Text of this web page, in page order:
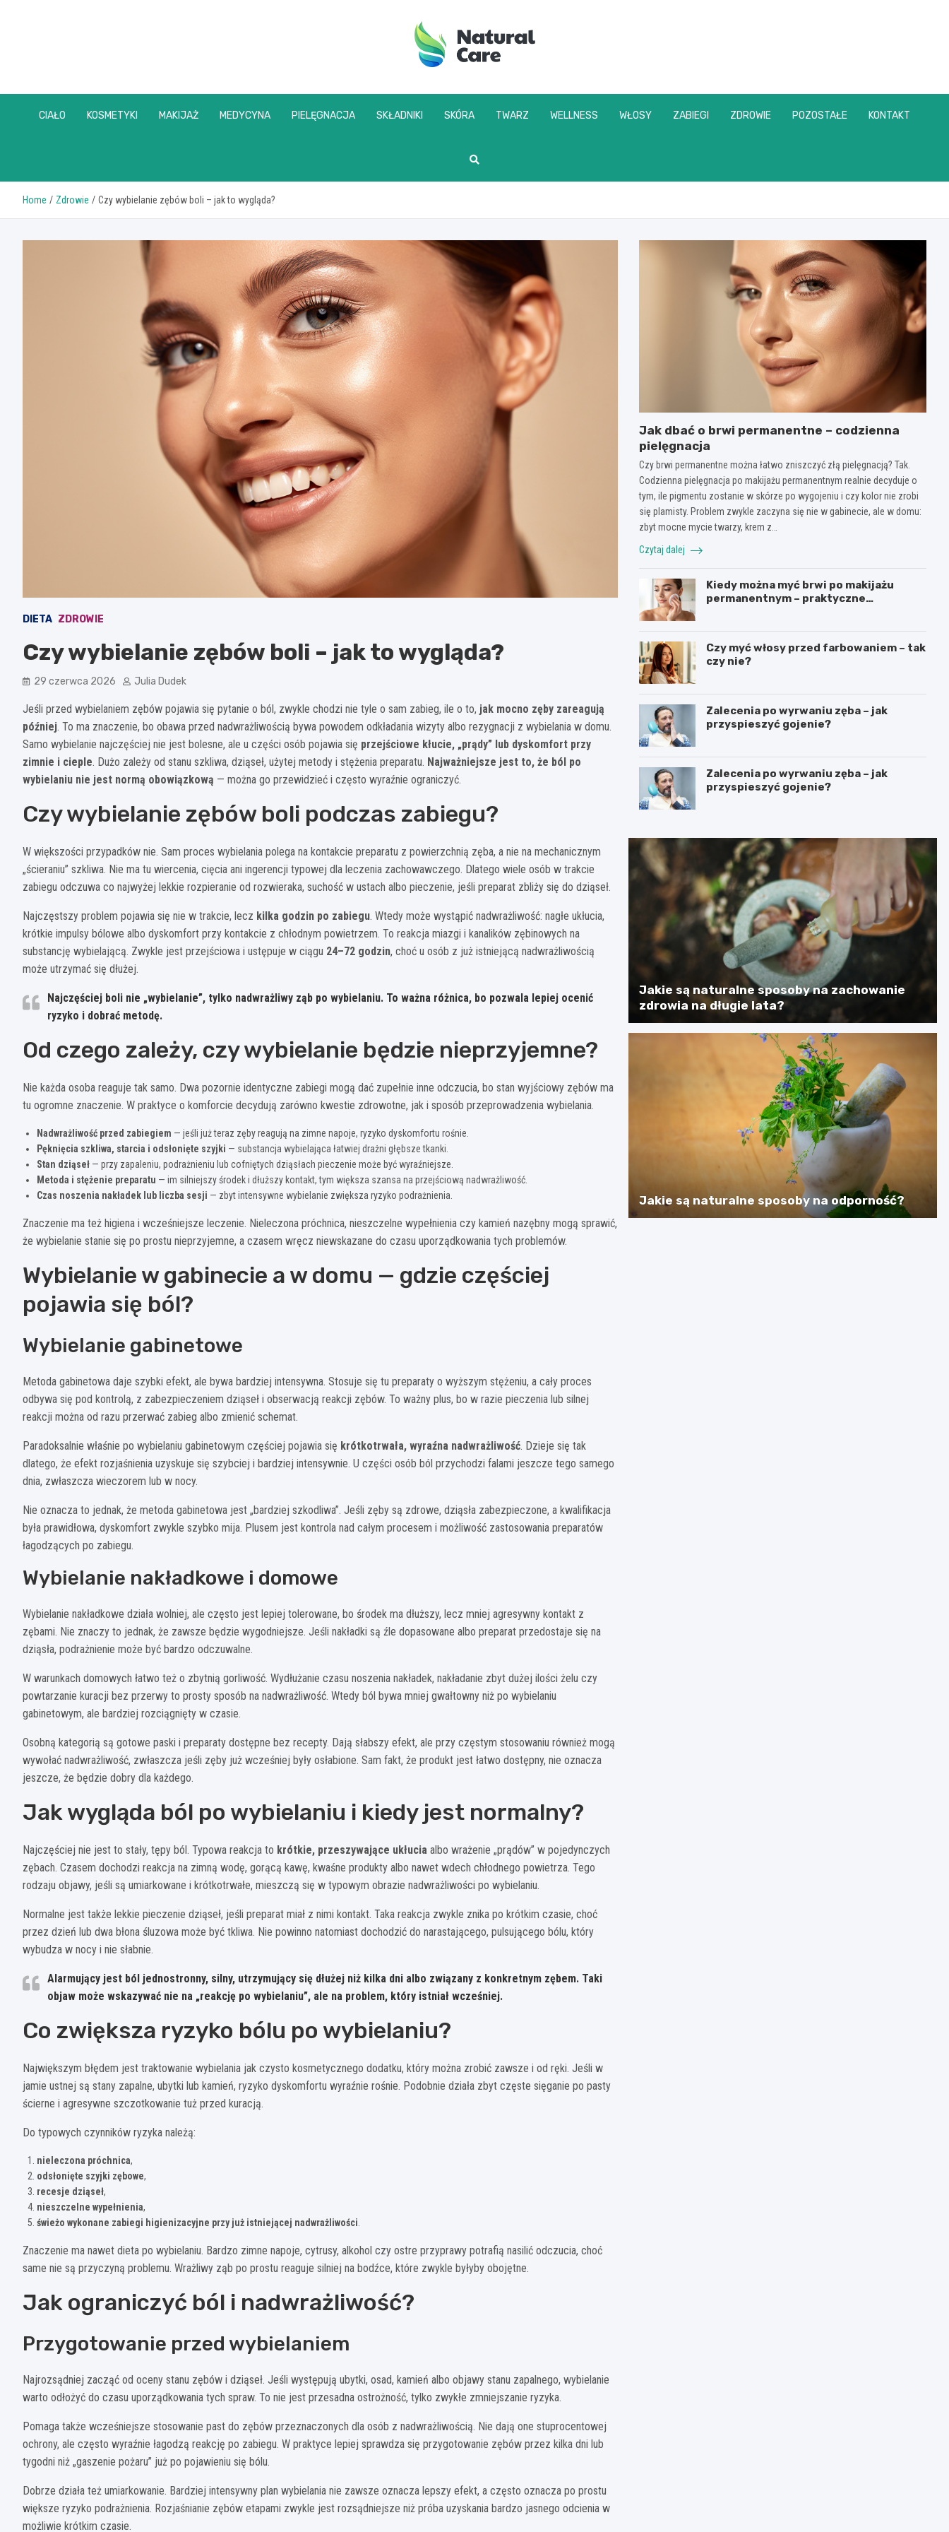
naturalcare.pl
CIAŁO KOSMETYKI MAKIJAŻ MEDYCYNA PIELĘGNACJA SKŁADNIKI SKÓRA TWARZ WELLNESS WŁOSY ZABIEGI ZDROWIE POZOSTAŁE KONTAKT
Home Zdrowie Czy wybielanie zębów boli – jak to wygląda?
DIETA ZDROWIE
Czy wybielanie zębów boli – jak to wygląda?
29 czerwca 2026 Julia Dudek
Jeśli przed wybielaniem zębów pojawia się pytanie o ból, zwykle chodzi nie tyle o sam zabieg, ile o to, jak mocno zęby zareagują
później. To ma znaczenie, bo obawa przed nadwrażliwością bywa powodem odkładania wizyty albo rezygnacji z wybielania w domu.
Samo wybielanie najczęściej nie jest bolesne, ale u części osób pojawia się przejściowe kłucie, „prądy” lub dyskomfort przy
zimnie i cieple. Dużo zależy od stanu szkliwa, dziąseł, użytej metody i stężenia preparatu. Najważniejsze jest to, że ból po
wybielaniu nie jest normą obowiązkową — można go przewidzieć i często wyraźnie ograniczyć.
Czy wybielanie zębów boli podczas zabiegu?
W większości przypadków nie. Sam proces wybielania polega na kontakcie preparatu z powierzchnią zęba, a nie na mechanicznym
„ścieraniu” szkliwa. Nie ma tu wiercenia, cięcia ani ingerencji typowej dla leczenia zachowawczego. Dlatego wiele osób w trakcie
zabiegu odczuwa co najwyżej lekkie rozpieranie od rozwieraka, suchość w ustach albo pieczenie, jeśli preparat zbliży się do dziąseł.
Najczęstszy problem pojawia się nie w trakcie, lecz kilka godzin po zabiegu. Wtedy może wystąpić nadwrażliwość: nagłe ukłucia,
krótkie impulsy bólowe albo dyskomfort przy kontakcie z chłodnym powietrzem. To reakcja miazgi i kanalików zębinowych na
substancję wybielającą. Zwykle jest przejściowa i ustępuje w ciągu 24–72 godzin, choć u osób z już istniejącą nadwrażliwością
może utrzymać się dłużej.
Najczęściej boli nie „wybielanie”, tylko nadwrażliwy ząb po wybielaniu. To ważna różnica, bo pozwala lepiej ocenić
ryzyko i dobrać metodę.
Od czego zależy, czy wybielanie będzie nieprzyjemne?
Nie każda osoba reaguje tak samo. Dwa pozornie identyczne zabiegi mogą dać zupełnie inne odczucia, bo stan wyjściowy zębów ma
tu ogromne znaczenie. W praktyce o komforcie decydują zarówno kwestie zdrowotne, jak i sposób przeprowadzenia wybielania.
Nadwrażliwość przed zabiegiem — jeśli już teraz zęby reagują na zimne napoje, ryzyko dyskomfortu rośnie.
Pęknięcia szkliwa, starcia i odsłonięte szyjki — substancja wybielająca łatwiej drażni głębsze tkanki.
Stan dziąseł — przy zapaleniu, podrażnieniu lub cofniętych dziąsłach pieczenie może być wyraźniejsze.
Metoda i stężenie preparatu — im silniejszy środek i dłuższy kontakt, tym większa szansa na przejściową nadwrażliwość.
Czas noszenia nakładek lub liczba sesji — zbyt intensywne wybielanie zwiększa ryzyko podrażnienia.
Znaczenie ma też higiena i wcześniejsze leczenie. Nieleczona próchnica, nieszczelne wypełnienia czy kamień nazębny mogą sprawić,
że wybielanie stanie się po prostu nieprzyjemne, a czasem wręcz niewskazane do czasu uporządkowania tych problemów.
Wybielanie w gabinecie a w domu — gdzie częściej
pojawia się ból?
Wybielanie gabinetowe
Metoda gabinetowa daje szybki efekt, ale bywa bardziej intensywna. Stosuje się tu preparaty o wyższym stężeniu, a cały proces
odbywa się pod kontrolą, z zabezpieczeniem dziąseł i obserwacją reakcji zębów. To ważny plus, bo w razie pieczenia lub silnej
reakcji można od razu przerwać zabieg albo zmienić schemat.
Paradoksalnie właśnie po wybielaniu gabinetowym częściej pojawia się krótkotrwała, wyraźna nadwrażliwość. Dzieje się tak
dlatego, że efekt rozjaśnienia uzyskuje się szybciej i bardziej intensywnie. U części osób ból przychodzi falami jeszcze tego samego
dnia, zwłaszcza wieczorem lub w nocy.
Nie oznacza to jednak, że metoda gabinetowa jest „bardziej szkodliwa”. Jeśli zęby są zdrowe, dziąsła zabezpieczone, a kwalifikacja
była prawidłowa, dyskomfort zwykle szybko mija. Plusem jest kontrola nad całym procesem i możliwość zastosowania preparatów
łagodzących po zabiegu.
Wybielanie nakładkowe i domowe
Wybielanie nakładkowe działa wolniej, ale często jest lepiej tolerowane, bo środek ma dłuższy, lecz mniej agresywny kontakt z
zębami. Nie znaczy to jednak, że zawsze będzie wygodniejsze. Jeśli nakładki są źle dopasowane albo preparat przedostaje się na
dziąsła, podrażnienie może być bardzo odczuwalne.
W warunkach domowych łatwo też o zbytnią gorliwość. Wydłużanie czasu noszenia nakładek, nakładanie zbyt dużej ilości żelu czy
powtarzanie kuracji bez przerwy to prosty sposób na nadwrażliwość. Wtedy ból bywa mniej gwałtowny niż po wybielaniu
gabinetowym, ale bardziej rozciągnięty w czasie.
Osobną kategorią są gotowe paski i preparaty dostępne bez recepty. Dają słabszy efekt, ale przy częstym stosowaniu również mogą
wywołać nadwrażliwość, zwłaszcza jeśli zęby już wcześniej były osłabione. Sam fakt, że produkt jest łatwo dostępny, nie oznacza
jeszcze, że będzie dobry dla każdego.
Jak wygląda ból po wybielaniu i kiedy jest normalny?
Najczęściej nie jest to stały, tępy ból. Typowa reakcja to krótkie, przeszywające ukłucia albo wrażenie „prądów” w pojedynczych
zębach. Czasem dochodzi reakcja na zimną wodę, gorącą kawę, kwaśne produkty albo nawet wdech chłodnego powietrza. Tego
rodzaju objawy, jeśli są umiarkowane i krótkotrwałe, mieszczą się w typowym obrazie nadwrażliwości po wybielaniu.
Normalne jest także lekkie pieczenie dziąseł, jeśli preparat miał z nimi kontakt. Taka reakcja zwykle znika po krótkim czasie, choć
przez dzień lub dwa błona śluzowa może być tkliwa. Nie powinno natomiast dochodzić do narastającego, pulsującego bólu, który
wybudza w nocy i nie słabnie.
Alarmujący jest ból jednostronny, silny, utrzymujący się dłużej niż kilka dni albo związany z konkretnym zębem. Taki
objaw może wskazywać nie na „reakcję po wybielaniu”, ale na problem, który istniał wcześniej.
Co zwiększa ryzyko bólu po wybielaniu?
Największym błędem jest traktowanie wybielania jak czysto kosmetycznego dodatku, który można zrobić zawsze i od ręki. Jeśli w
jamie ustnej są stany zapalne, ubytki lub kamień, ryzyko dyskomfortu wyraźnie rośnie. Podobnie działa zbyt częste sięganie po pasty
ścierne i agresywne szczotkowanie tuż przed kuracją.
Do typowych czynników ryzyka należą:
nieleczona próchnica,
odsłonięte szyjki zębowe,
recesje dziąseł,
nieszczelne wypełnienia,
świeżo wykonane zabiegi higienizacyjne przy już istniejącej nadwrażliwości
Znaczenie ma nawet dieta po wybielaniu. Bardzo zimne napoje, cytrusy, alkohol czy ostre przyprawy potrafią nasilić odczucia, choć
same nie są przyczyną problemu. Wrażliwy ząb po prostu reaguje silniej na bodźce, które zwykle byłyby obojętne.
Jak ograniczyć ból i nadwrażliwość?
Przygotowanie przed wybielaniem
Najrozsądniej zacząć od oceny stanu zębów i dziąseł. Jeśli występują ubytki, osad, kamień albo objawy stanu zapalnego, wybielanie
warto odłożyć do czasu uporządkowania tych spraw. To nie jest przesadna ostrożność, tylko zwykłe zmniejszanie ryzyka.
Pomaga także wcześniejsze stosowanie past do zębów przeznaczonych dla osób z nadwrażliwością. Nie dają one stuprocentowej
ochrony, ale często wyraźnie łagodzą reakcję po zabiegu. W praktyce lepiej sprawdza się przygotowanie zębów przez kilka dni lub
tygodni niż „gaszenie pożaru” już po pojawieniu się bólu.
Dobrze działa też umiarkowanie. Bardziej intensywny plan wybielania nie zawsze oznacza lepszy efekt, a często oznacza po prostu
większe ryzyko podrażnienia. Rozjaśnianie zębów etapami zwykle jest rozsądniejsze niż próba uzyskania bardzo jasnego odcienia w
możliwie krótkim czasie.
Jak dbać o brwi permanentne – codzienna
pielęgnacja
Czy brwi permanentne można łatwo zniszczyć złą pielęgnacją? Tak.
Codzienna pielęgnacja po makijażu permanentnym realnie decyduje o
tym, ile pigmentu zostanie w skórze po wygojeniu i czy kolor nie zrobi
się plamisty. Problem zwykle zaczyna się nie w gabinecie, ale w domu:
zbyt mocne mycie twarzy, krem z…
Czytaj dalej
Kiedy można myć brwi po makijażu
permanentnym – praktyczne
Czy myć włosy przed farbowaniem – tak
czy nie?
Zalecenia po wyrwaniu zęba – jak
przyspieszyć gojenie?
Zalecenia po wyrwaniu zęba – jak
przyspieszyć gojenie?
Jakie są naturalne sposoby na zachowanie
zdrowia na długie lata?
Jakie są naturalne sposoby na odporność?